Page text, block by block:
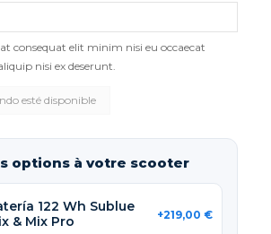
consequat elit minim nisi eu occaecat
nisi ex deserunt.
options à votre scooter
122 Wh Sublue
& Mix Pro
+219,00 €